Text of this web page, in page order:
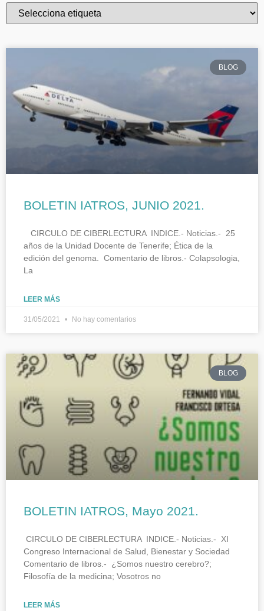
BLOG
BOLETIN IATROS, JUNIO 2021.
CIRCULO DE CIBERLECTURA INDICE.- Noticias.- 25
años de la Unidad Docente de Tenerife; Ética de la
edición del genoma. Comentario de libros.- Colapsologia,
La
LEER MÁS
31/05/2021 No hay comentarios
BLOG
BOLETIN IATROS, Mayo 2021.
CIRCULO DE CIBERLECTURA INDICE.- Noticias.- XI
Congreso Internacional de Salud, Bienestar y Sociedad
Comentario de libros.- ¿Somos nuestro cerebro?;
Filosofía de la medicina; Vosotros no
LEER MÁS